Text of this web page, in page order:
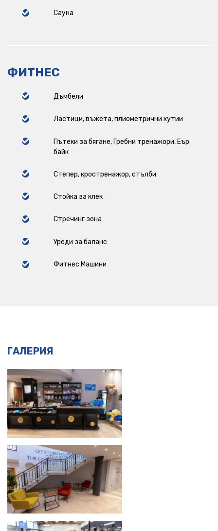
Сауна
ФИТНЕС
Дъмбели
Ластици, въжета, плиометрични кутии
Пътеки за бягане, Гребни тренажори, Еър
байк
Степер, кростренажор, стълби
Стойка за клек
Стречинг зона
Уреди за баланс
Фитнес Машини
ГАЛЕРИЯ